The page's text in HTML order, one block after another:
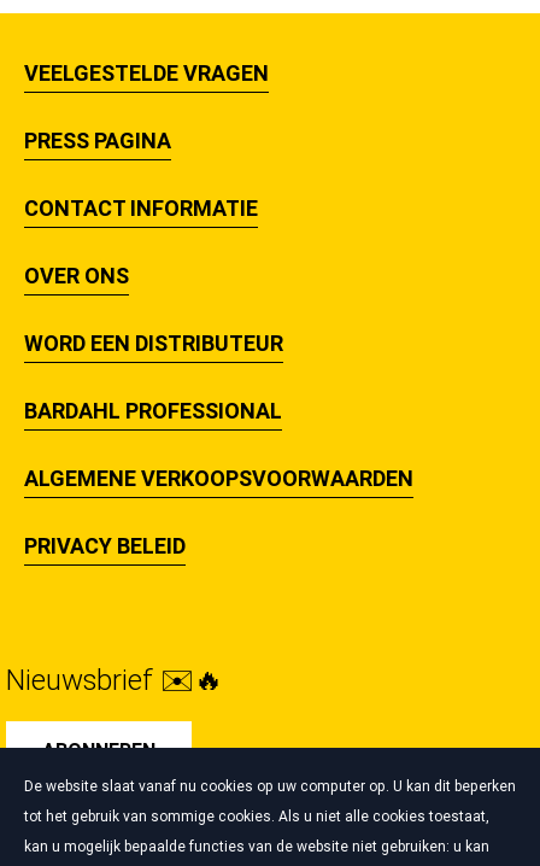
De website slaat vanaf nu cookies op uw computer op. U kan dit beperken
tot het gebruik van sommige cookies. Als u niet alle cookies toestaat,
kan u mogelijk bepaalde functies van de website niet gebruiken: u kan
VEELGESTELDE VRAGEN
PRESS PAGINA
CONTACT INFORMATIE
OVER ONS
WORD EEN DISTRIBUTEUR
BARDAHL PROFESSIONAL
ALGEMENE VERKOOPSVOORWAARDEN
PRIVACY BELEID
Nieuwsbrief ✉️🔥
ABONNEREN